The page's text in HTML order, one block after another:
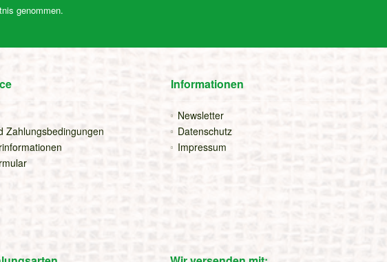
genommen.
Zahlungsbedingungen
Informationen
Newsletter
Datenschutz
Impressum